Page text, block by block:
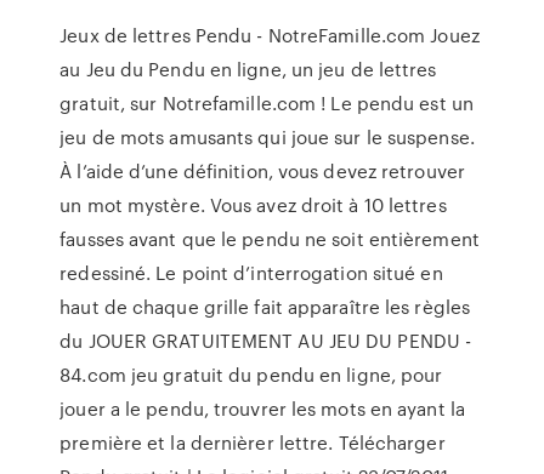
Jeux de lettres Pendu - NotreFamille.com Jouez
au Jeu du Pendu en ligne, un jeu de lettres
gratuit, sur Notrefamille.com ! Le pendu est un
jeu de mots amusants qui joue sur le suspense.
À l’aide d’une définition, vous devez retrouver
un mot mystère. Vous avez droit à 10 lettres
fausses avant que le pendu ne soit entièrement
redessiné. Le point d’interrogation situé en
haut de chaque grille fait apparaître les règles
du JOUER GRATUITEMENT AU JEU DU PENDU -
84.com jeu gratuit du pendu en ligne, pour
jouer a le pendu, trouvrer les mots en ayant la
première et la dernièrer lettre. Télécharger